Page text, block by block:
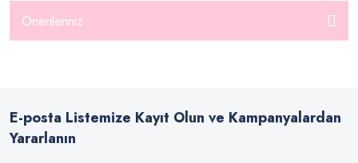
Önerileriniz
E-posta Listemize Kayıt Olun ve Kampanyalardan
Yararlanın